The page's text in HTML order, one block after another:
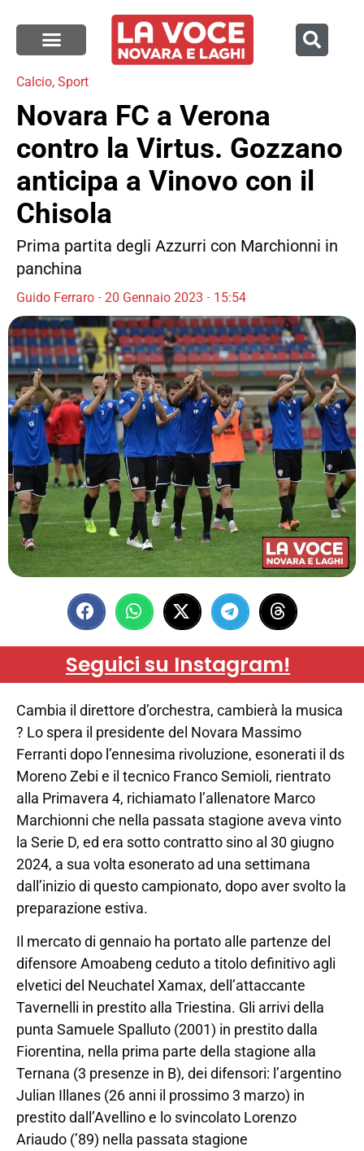
Calcio, Sport
Novara FC a Verona
contro la Virtus. Gozzano
anticipa a Vinovo con il
Chisola
Prima partita degli Azzurri con Marchionni in
panchina
Guido Ferraro 20 Gennaio 2023 15:54
Seguici su Instagram!
Cambia il direttore d’orchestra, cambierà la musica
? Lo spera il presidente del Novara Massimo
Ferranti dopo l’ennesima rivoluzione, esonerati il ds
Moreno Zebi e il tecnico Franco Semioli, rientrato
alla Primavera 4, richiamato l’allenatore Marco
Marchionni che nella passata stagione aveva vinto
la Serie D, ed era sotto contratto sino al 30 giugno
2024, a sua volta esonerato ad una settimana
dall’inizio di questo campionato, dopo aver svolto la
preparazione estiva.
Il mercato di gennaio ha portato alle partenze del
difensore Amoabeng ceduto a titolo definitivo agli
elvetici del Neuchatel Xamax, dell’attaccante
Tavernelli in prestito alla Triestina. Gli arrivi della
punta Samuele Spalluto (2001) in prestito dalla
Fiorentina, nella prima parte della stagione alla
Ternana (3 presenze in B), dei difensori: l’argentino
Julian Illanes (26 anni il prossimo 3 marzo) in
prestito dall’Avellino e lo svincolato Lorenzo
Ariaudo (’89) nella passata stagione